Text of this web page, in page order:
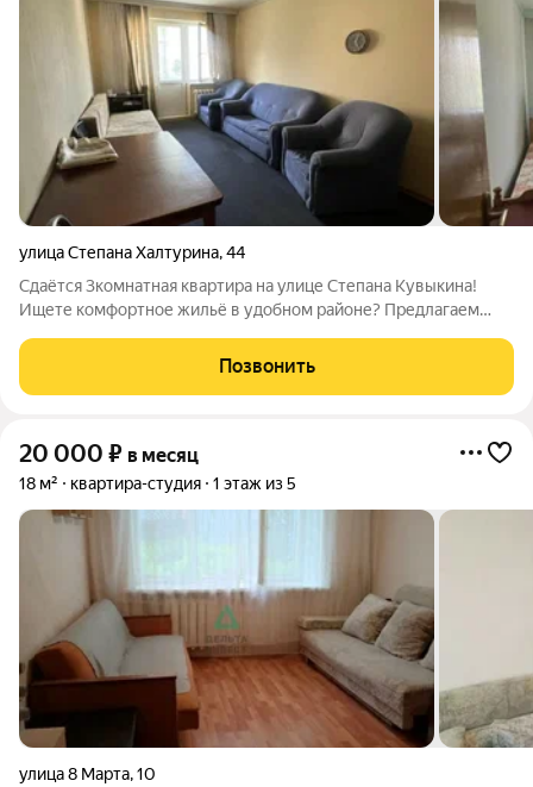
улица Степана Халтурина,44
Сдаётся 3комнатная квартира на улице Степана Кувыкина!
Ищете комфортное жильё в удобном районе? Предлагаем
Позвонить
20 000 ₽ в месяц
18 м² квартира-студия 1 этаж из 5
улица 8 Марта,10